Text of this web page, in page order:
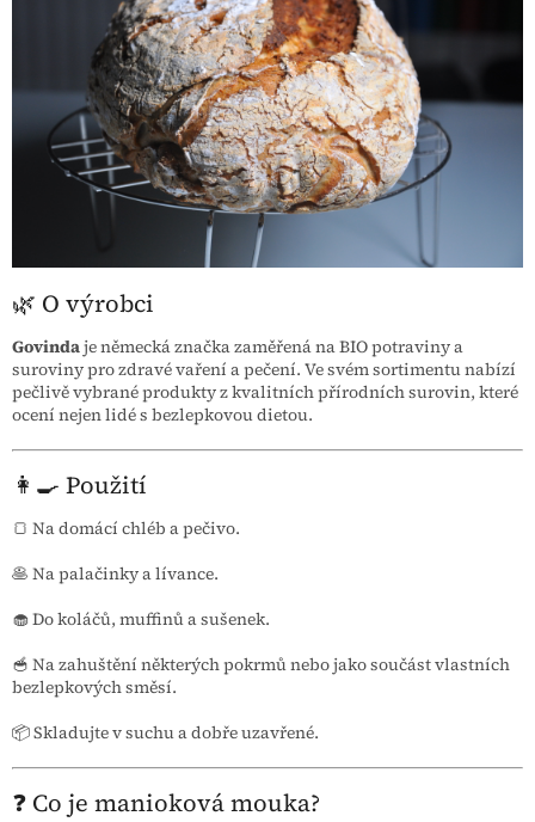
🌿 O výrobci
Govindaje německá značka zaměřená na BIO potraviny a
suroviny pro zdravé vaření a pečení. Ve svém sortimentu nabízí
pečlivě vybrané produkty z kvalitních přírodních surovin, které
ocení nejen lidé s bezlepkovou dietou.
👩‍🍳 Použití
🍞 Na domácí chléb a pečivo.
🥞 Na palačinky a lívance.
🧁 Do koláčů, muffinů a sušenek.
🥣 Na zahuštění některých pokrmů nebo jako součást vlastních
bezlepkových směsí.
📦 Skladujte v suchu a dobře uzavřené.
❓ Co je manioková mouka?